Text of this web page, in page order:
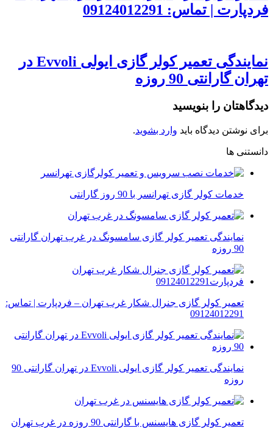
فردپارت | تماس: 09124012291
نمایندگی تعمیر کولر گازی ایولی Evvoli در
تهران گارانتی 90 روزه
دیدگاهتان را بنویسید
برای نوشتن دیدگاه باید وارد بشوید.
دانستنی ها
خدمات کولر گازی تهرانسر با 90 روز گارانتی
نمایندگی تعمیر کولر گازی سامسونگ در غرب تهران گارانتی
90 روزه
تعمیر کولر گازی جنرال شکار غرب تهران – فردپارت | تماس:
09124012291
نمایندگی تعمیر کولر گازی ایولی Evvoli در تهران گارانتی 90
روزه
تعمیر کولر گازی هایسنس با گارانتی 90 روزه در غرب تهران